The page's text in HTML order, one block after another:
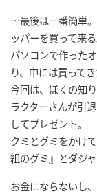
…最後は一番簡単
ッパーを買って来る
パソコンで作った
り、中には買って
今回は、ぼくの知
ラクターさんが引
してプレゼント。
クミとグミをかけ
組のグミ』とダジ
お金にならないし